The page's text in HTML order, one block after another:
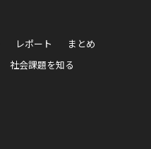
レポート
まとめ
社会課題を知る